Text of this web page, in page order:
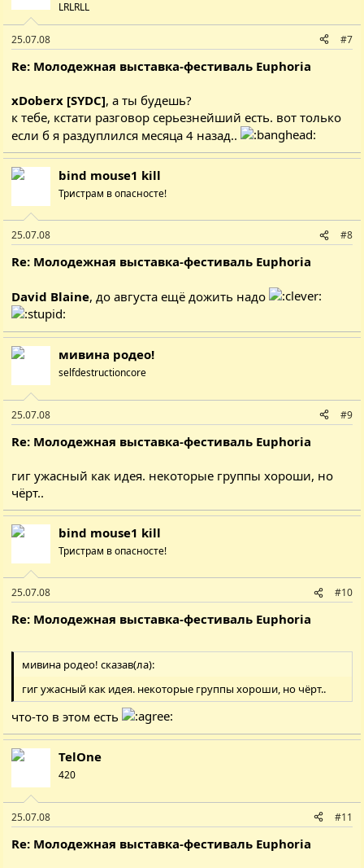
LRLRLL
25.07.08 #7
Re: Молодежная выставка-фестиваль Euphoria
xDoberx [SYDC], а ты будешь?
к тебе, кстати разговор серьезнейший есть. вот только
если б я раздуплился месяца 4 назад..
bind mouse1 kill
Тристрам в опасносте!
25.07.08 #8
Re: Молодежная выставка-фестиваль Euphoria
David Blaine, до августа ещё дожить надо
мивина родео!
selfdestructioncore
25.07.08 #9
Re: Молодежная выставка-фестиваль Euphoria
гиг ужасный как идея. некоторые группы хороши, но
чёрт..
bind mouse1 kill
Тристрам в опасносте!
25.07.08 #10
Re: Молодежная выставка-фестиваль Euphoria
мивина родео! сказав(ла):
гиг ужасный как идея. некоторые группы хороши, но чёрт..
что-то в этом есть
TelOne
420
25.07.08 #11
Re: Молодежная выставка-фестиваль Euphoria